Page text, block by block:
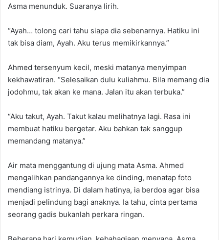
Asma menunduk. Suaranya lirih.
“Ayah… tolong cari tahu siapa dia sebenarnya. Hatiku ini
tak bisa diam, Ayah. Aku terus memikirkannya.”
Ahmed tersenyum kecil, meski matanya menyimpan
kekhawatiran. “Selesaikan dulu kuliahmu. Bila memang dia
jodohmu, tak akan ke mana. Jalan itu akan terbuka.”
“Aku takut, Ayah. Takut kalau melihatnya lagi. Rasa ini
membuat hatiku bergetar. Aku bahkan tak sanggup
memandang matanya.”
Air mata menggantung di ujung mata Asma. Ahmed
mengalihkan pandangannya ke dinding, menatap foto
mendiang istrinya. Di dalam hatinya, ia berdoa agar bisa
menjadi pelindung bagi anaknya. Ia tahu, cinta pertama
seorang gadis bukanlah perkara ringan.